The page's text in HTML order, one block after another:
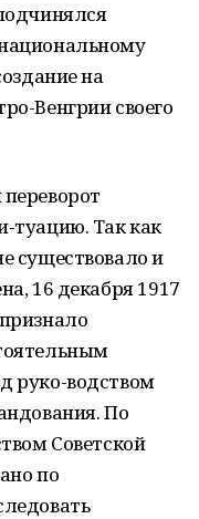
на
Венгрии своего
туацию. Так как
существовало и
16 декабря 1917
руко-водством
По
Советской
по